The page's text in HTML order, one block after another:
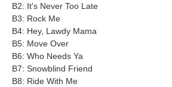
B2: It's Never Too Late
B3: Rock Me
B4: Hey, Lawdy Mama
B5: Move Over
B6: Who Needs Ya
B7: Snowblind Friend
B8: Ride With Me